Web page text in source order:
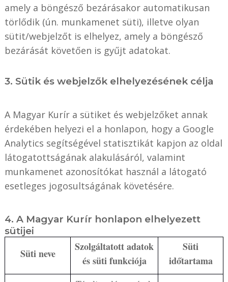
amely a böngésző bezárásakor automatikusan
törlődik (ún. munkamenet süti), illetve olyan
sütit/webjelzőt is elhelyez, amely a böngésző
bezárását követően is gyűjt adatokat.
3. Sütik és webjelzők elhelyezésének célja
A Magyar Kurír a sütiket és webjelzőket annak
érdekében helyezi el a honlapon, hogy a Google
Analytics segítségével statisztikát kapjon az oldal
látogatottságának alakulásáról, valamint
munkamenet azonosítókat használ a látogató
esetleges jogosultságának követésére.
4. A Magyar Kurír honlapon elhelyezett
sütijei
Süti neve
Szolgáltatott adatok
és süti funkciója
Süti
időtartama